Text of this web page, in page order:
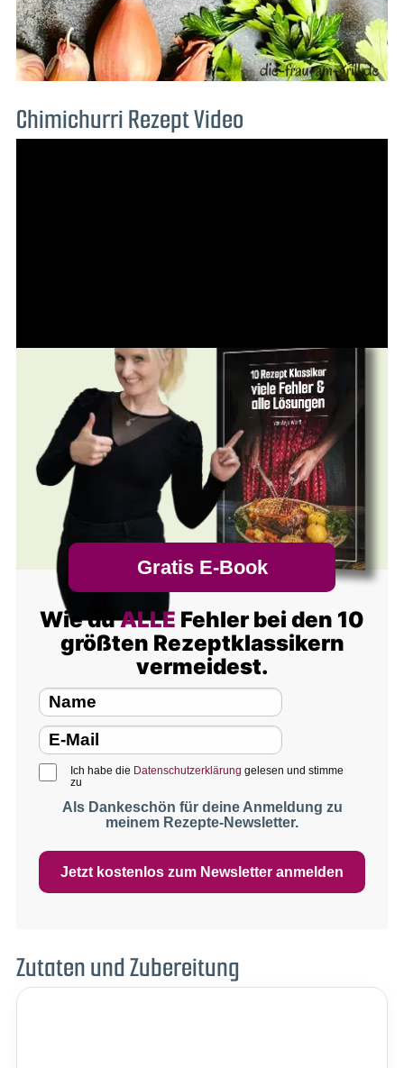
Chimichurri Rezept Video
Gratis E-Book
Wie duALLE Fehler bei den 10
größten Rezeptklassikern
vermeidest.
Ich habe die Datenschutzerklärung gelesen und stimme
zu
Als Dankeschön für deine Anmeldung zu
meinem Rezepte-Newsletter.
Jetzt kostenlos zum Newsletter anmelden
Zutaten und Zubereitung